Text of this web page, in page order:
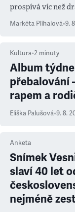
prospívá víc než
Markéta Plíhalová•9.
Kultura•2 minuty
Album
přebalování
rapem a
Eliška Palušová•9. 8.
Anketa
Snímek
slaví 40 let
nejméně